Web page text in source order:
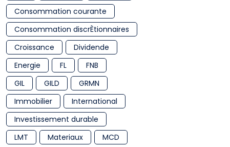
Consommation courante
Consommation discrÈtionnaires
Croissance
Dividende
Energie
FL
FNB
GIL
GILD
GRMN
Immobilier
International
Investissement durable
LMT
Materiaux
MCD